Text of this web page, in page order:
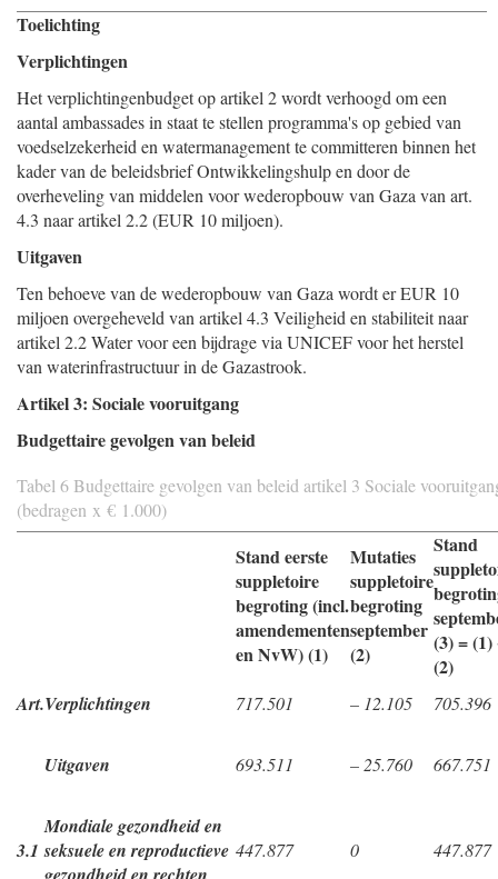
Toelichting
Verplichtingen
Het verplichtingenbudget op artikel 2 wordt verhoogd om een
aantal ambassades in staat te stellen programma's op gebied van
voedselzekerheid en watermanagement te committeren binnen het
kader van de beleidsbrief Ontwikkelingshulp en door de
overheveling van middelen voor wederopbouw van Gaza van art.
4.3 naar artikel 2.2 (EUR 10 miljoen).
Uitgaven
Ten behoeve van de wederopbouw van Gaza wordt er EUR 10
miljoen overgeheveld van artikel 4.3 Veiligheid en stabiliteit naar
artikel 2.2 Water voor een bijdrage via UNICEF voor het herstel
van waterinfrastructuur in de Gazastrook.
Artikel 3: Sociale vooruitgang
Budgettaire gevolgen van beleid
Tabel 6 Budgettaire gevolgen van beleid artikel 3 Sociale
(bedragen x € 1.000)
Stand eerste
suppletoire
begroting (incl.
amendementen
en NvW) (1)
Mutaties
suppletoire
begroting
september
(2)
Stand
(3) = (1)
(2)
Art.Verplichtingen 717.501 – 12.105 705.396
Uitgaven 693.511 – 25.760 667.751
3.1
Mondiale gezondheid en
seksuele en reproductieve 447.877 0 447.877